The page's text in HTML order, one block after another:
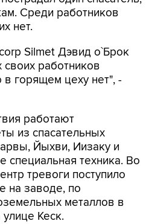
Среди работников
нет.
Silmet Дэвид о`Брок
своих работников
в горящем цеху нет", -
работают
из спасательных
Йыхви, Иизаку и
специальная техника. Во
тревоги поступило
на заводе, по
металлов в
Кеск.